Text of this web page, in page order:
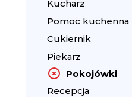
Kucharz
Pomoc kuchenna
Cukiernik
Piekarz
Pokojówki
Recepcja